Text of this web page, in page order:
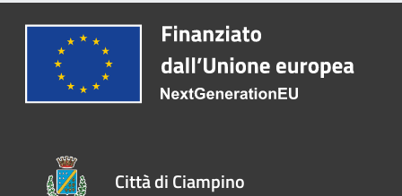
Città di Ciampino